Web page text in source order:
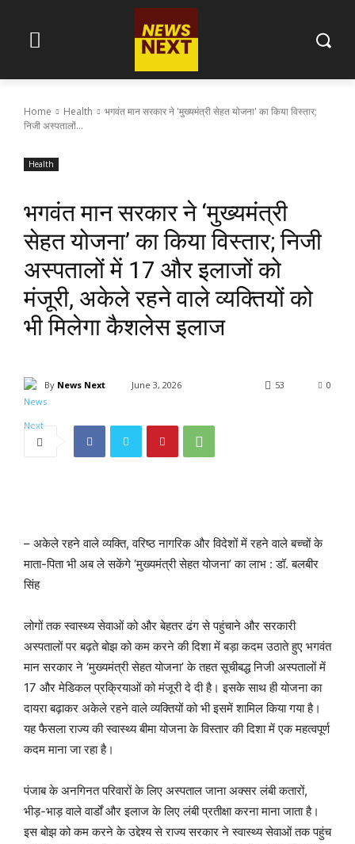
Home Health
भगवंत मान सरकार ने 'मुख्यमंत्री सेहत योजना' का किया विस्तार;
निजी अस्पतालों...
Health
भगवंत मान सरकार ने ‘मुख्यमंत्री
सेहत योजना’ का किया विस्तार; निजी
अस्पतालों में 17 और इलाजों को
मंजूरी, अकेले रहने वाले व्यक्तियों को
भी मिलेगा कैशलेस इलाज
By News Next June 3, 2026 0
53
– अकेले रहने वाले व्यक्ति, वरिष्ठ नागरिक और विदेशों में रहने वाले बच्चों के
माता-पिता भी अब ले सकेंगे ‘मुख्यमंत्री सेहत योजना’ का लाभ : डॉ. बलबीर
सिंह
लोगों तक स्वास्थ्य सेवाओं को और बेहतर ढंग से पहुंचाने और सरकारी
अस्पतालों पर बढ़ते बोझ को कम करने की दिशा में बड़ा कदम उठाते हुए भगवंत
मान सरकार ने ‘मुख्यमंत्री सेहत योजना’ के तहत सूचीबद्ध निजी अस्पतालों में
17 और मेडिकल प्रक्रियाओं को मंजूरी दे दी है। इसके साथ ही योजना का
दायरा बढ़ाकर अकेले रहने वाले व्यक्तियों को भी इसमें शामिल किया गया है।
यह फैसला राज्य की स्वास्थ्य बीमा योजना के विस्तार की दिशा में एक महत्वपूर्ण
कदम माना जा रहा है।
पंजाब के अनगिनत परिवारों के लिए अस्पताल जाना अक्सर लंबी कतारों,
भीड़-भाड़ वाले वार्डों और इलाज के लिए लंबी प्रतीक्षा करना माना जाता है।
इस बोझ को कम करने के उद्देश्य से राज्य सरकार ने स्वास्थ्य सेवाओं तक पहुंच